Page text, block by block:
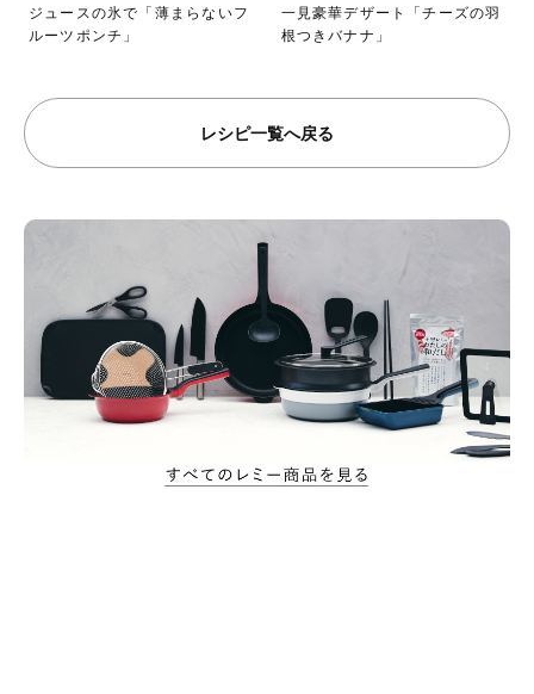
ジュースの氷で「薄まらないフ
ルーツポンチ」
一見豪華デザート「チーズの羽
根つきバナナ」
レシピ一覧へ戻る